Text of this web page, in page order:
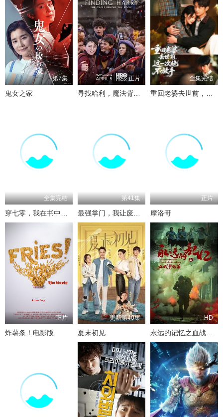
第7集
鬼女之家
正片
寻找哈利，魔法背后的匠心
全集完结
重回老婆去世前，这一次绝不放手
全集完结
穿七零，我在书中挺好的
第41集
最强掌门，我让废柴宗门碾压三界
正片
摩洛哥
正片
炸薯条！电影版
更新第40集
夏末初见
HD
永远的记忆之血战黎明前